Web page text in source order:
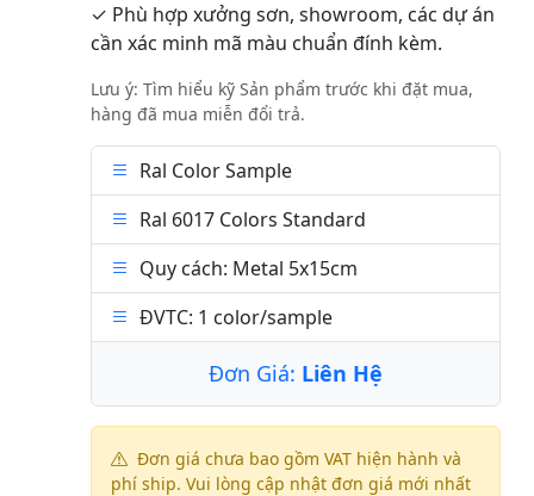
✓ Phù hợp xưởng sơn, showroom, các dự án
cần xác minh mã màu chuẩn đính kèm.
Lưu ý: Tìm hiểu kỹ Sản phẩm trước khi đặt mua,
hàng đã mua miễn đổi trả.
Ral Color Sample
Ral 6017 Colors Standard
Quy cách: Metal 5x15cm
ĐVTC: 1 color/sample
Đơn Giá: Liên Hệ
Đơn giá chưa bao gồm VAT hiện hành và
phí ship. Vui lòng cập nhật đơn giá mới nhất